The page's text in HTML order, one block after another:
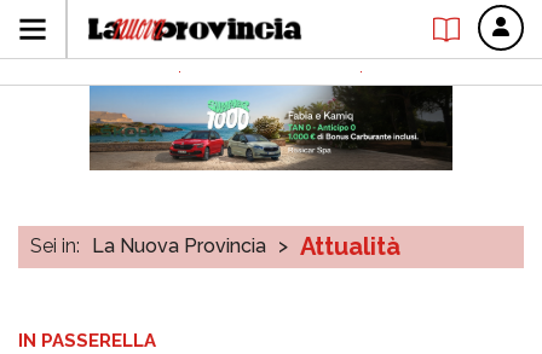
Sei in: La Nuova Provincia > Attualità
IN PASSERELLA